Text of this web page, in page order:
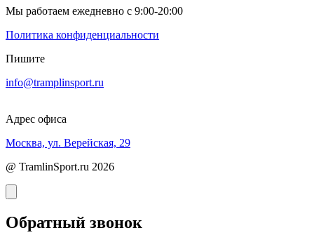
Мы работаем ежедневно с 9:00-20:00
Политика конфиденциальности
Пишите
info@tramplinsport.ru
Адрес офиса
Москва, ул. Верейская, 29
@ TramlinSport.ru 2026
Обратный звонок